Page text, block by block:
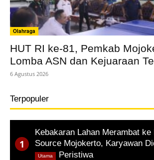
Olahraga
HUT RI ke-81, Pemkab
Lomba ASN dan Kejuaraan
6 Agustus 2026
Terpopuler
Kebakaran Lahan Merambat ke
Source Mojokerto, Karyawan
Peristiwa,
Utama